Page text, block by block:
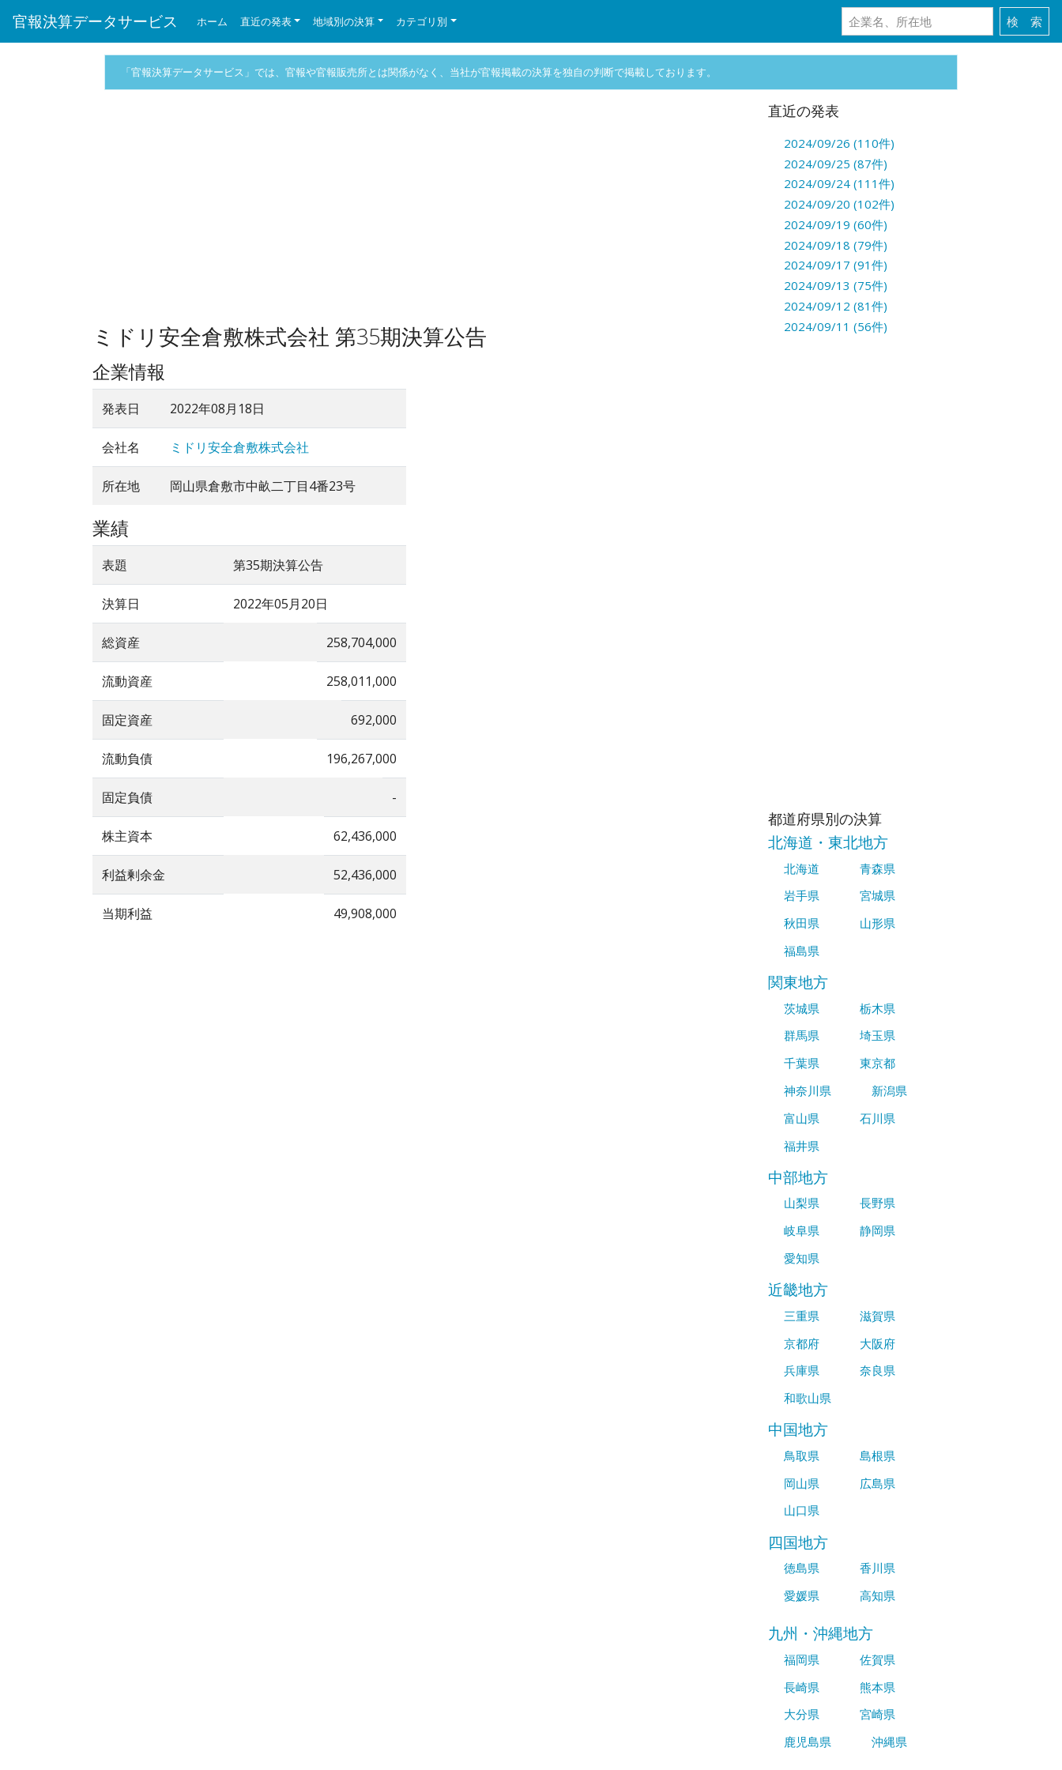
官報決算データサービス ホーム 直近の発表 地域別の決算 カテゴリ別
「官報決算データサービス」では、官報や官報販売所とは関係がなく、当社が官報掲載の決算を独自の判断で掲載しております。
ミドリ安全倉敷株式会社 第35期決算公告
企業情報
発表日 2022年08月18日
会社名 ミドリ安全倉敷株式会社
所在地 岡山県倉敷市中畝二丁目4番23号
業績
表題 第35期決算公告
決算日 2022年05月20日
総資産 258,704,000
流動資産 258,011,000
固定資産 692,000
流動負債 196,267,000
固定負債 -
株主資本 62,436,000
利益剰余金 52,436,000
当期利益 49,908,000
直近の発表
2024/09/26 (110件)
2024/09/25 (87件)
2024/09/24 (111件)
2024/09/20 (102件)
2024/09/19 (60件)
2024/09/18 (79件)
2024/09/17 (91件)
2024/09/13 (75件)
2024/09/12 (81件)
2024/09/11 (56件)
都道府県別の決算
北海道・東北地方
北海道
青森県
岩手県
宮城県
秋田県
山形県
福島県
関東地方
茨城県
栃木県
群馬県
埼玉県
千葉県
東京都
神奈川県
新潟県
富山県
石川県
福井県
中部地方
山梨県
長野県
岐阜県
静岡県
愛知県
近畿地方
三重県
滋賀県
京都府
大阪府
兵庫県
奈良県
和歌山県
中国地方
鳥取県
島根県
岡山県
広島県
山口県
四国地方
徳島県
香川県
愛媛県
高知県
九州・沖縄地方
福岡県
佐賀県
長崎県
熊本県
大分県
宮崎県
鹿児島県
沖縄県